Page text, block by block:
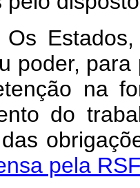
poder,
na
do
das
pela